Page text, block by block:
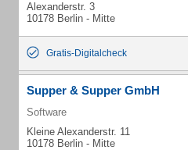
Alexanderstr. 3
10178 Berlin - Mitte
Gratis-Digitalcheck
Supper & Supper GmbH
Software
Kleine Alexanderstr. 11
10178 Berlin - Mitte